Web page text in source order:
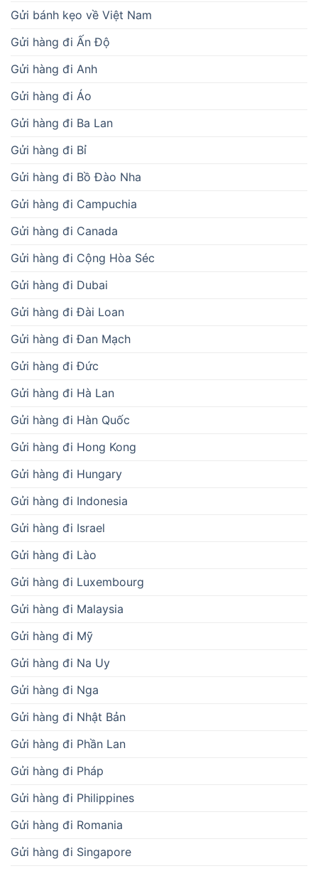
Gửi bánh kẹo về Việt Nam
Gửi hàng đi Ấn Độ
Gửi hàng đi Anh
Gửi hàng đi Áo
Gửi hàng đi Ba Lan
Gửi hàng đi Bỉ
Gửi hàng đi Bồ Đào Nha
Gửi hàng đi Campuchia
Gửi hàng đi Canada
Gửi hàng đi Cộng Hòa Séc
Gửi hàng đi Dubai
Gửi hàng đi Đài Loan
Gửi hàng đi Đan Mạch
Gửi hàng đi Đức
Gửi hàng đi Hà Lan
Gửi hàng đi Hàn Quốc
Gửi hàng đi Hong Kong
Gửi hàng đi Hungary
Gửi hàng đi Indonesia
Gửi hàng đi Israel
Gửi hàng đi Lào
Gửi hàng đi Luxembourg
Gửi hàng đi Malaysia
Gửi hàng đi Mỹ
Gửi hàng đi Na Uy
Gửi hàng đi Nga
Gửi hàng đi Nhật Bản
Gửi hàng đi Phần Lan
Gửi hàng đi Pháp
Gửi hàng đi Philippines
Gửi hàng đi Romania
Gửi hàng đi Singapore